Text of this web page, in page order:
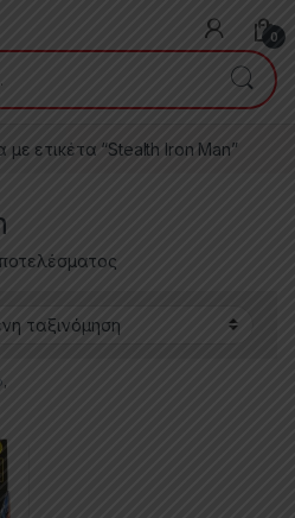
0
με ετικέτα “Stealth Iron Man”
,